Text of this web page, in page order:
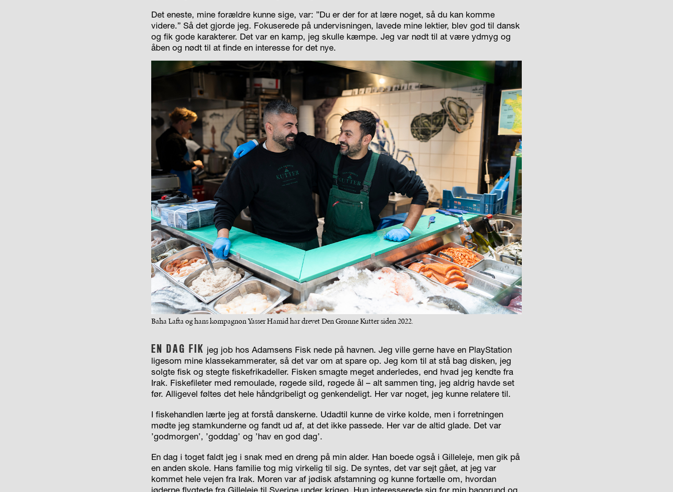
Det eneste, mine forældre kunne sige, var: ”Du er der for at lære noget, så du kan komme
videre.” Så det gjorde jeg. Fokuserede på undervisningen, lavede mine lektier, blev god til dansk
og fik gode karakterer. Det var en kamp, jeg skulle kæmpe. Jeg var nødt til at være ydmyg og
åben og nødt til at finde en interesse for det nye.
Baha Lafta og hans kompagnon Yasser Hamid har drevet Den Grønne Kutter siden 2022.
EN DAG FIK jeg job hos Adamsens Fisk nede på havnen. Jeg ville gerne have en PlayStation
ligesom mine klassekammerater, så det var om at spare op. Jeg kom til at stå bag disken, jeg
solgte fisk og stegte fiskefrikadeller. Fisken smagte meget anderledes, end hvad jeg kendte fra
Irak. Fiskefileter med remoulade, røgede sild, røgede ål – alt sammen ting, jeg aldrig havde set
før. Alligevel føltes det hele håndgribeligt og genkendeligt. Her var noget, jeg kunne relatere til.
I fiskehandlen lærte jeg at forstå danskerne. Udadtil kunne de virke kolde, men i forretningen
mødte jeg stamkunderne og fandt ud af, at det ikke passede. Her var de altid glade. Det var
’godmorgen’, ’goddag’ og ’hav en god dag’.
En dag i toget faldt jeg i snak med en dreng på min alder. Han boede også i Gilleleje, men gik på
en anden skole. Hans familie tog mig virkelig til sig. De syntes, det var sejt gået, at jeg var
kommet hele vejen fra Irak. Moren var af jødisk afstamning og kunne fortælle om, hvordan
jøderne flygtede fra Gilleleje til Sverige under krigen. Hun interesserede sig for min baggrund og